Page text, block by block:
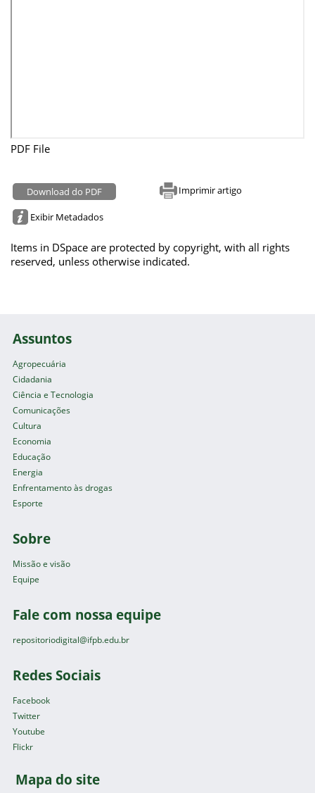
PDF File
Download do PDF Imprimir artigo
Exibir Metadados
Items in DSpace are protected by copyright, with all rights
reserved, unless otherwise indicated.
Assuntos
Agropecuária
Cidadania
Ciência e Tecnologia
Comunicações
Cultura
Economia
Educação
Energia
Enfrentamento às drogas
Esporte
Sobre
Missão e visão
Equipe
Fale com nossa equipe
repositoriodigital@ifpb.edu.br
Redes Sociais
Facebook
Twitter
Youtube
Flickr
Mapa do site